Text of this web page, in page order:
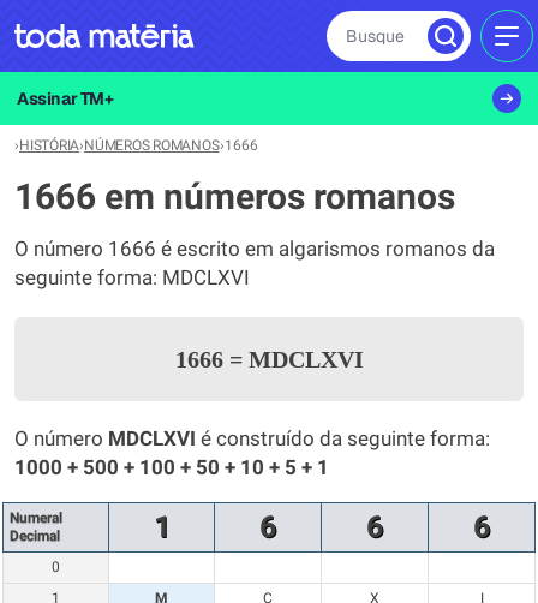
Busque
Assinar TM+
›HISTÓRIA›NÚMEROS ROMANOS›1666
1666 em números romanos
O número 1666 é escrito em algarismos romanos da
seguinte forma: MDCLXVI
1666 =MDCLXVI
O número MDCLXVI é construído da seguinte forma:
1000 + 500 + 100 + 50 + 10 + 5 + 1
Numeral
Decimal
1 6 6 6
0
1
M C X
I